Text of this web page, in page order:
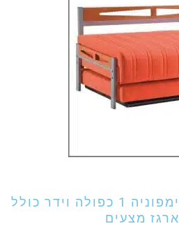
מיטה – ספה סימפוניה 1 כפולה וידר כולל
ארגז מצעים